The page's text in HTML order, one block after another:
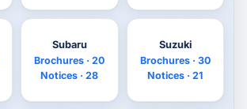
Subaru
Brochures · 20
Notices · 28
Suzuki
Brochures · 30
Notices · 21